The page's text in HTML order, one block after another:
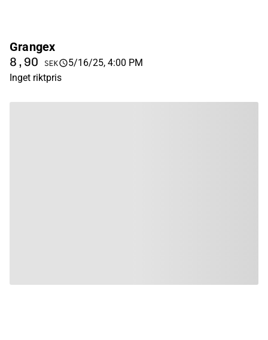
Grangex
8,90 SEK
5/16/25, 4:00 PM
Inget riktpris